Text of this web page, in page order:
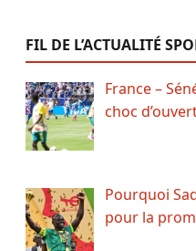
FIL DE L’ACTUALITÉ
France –
choc
Pourquoi
pour la